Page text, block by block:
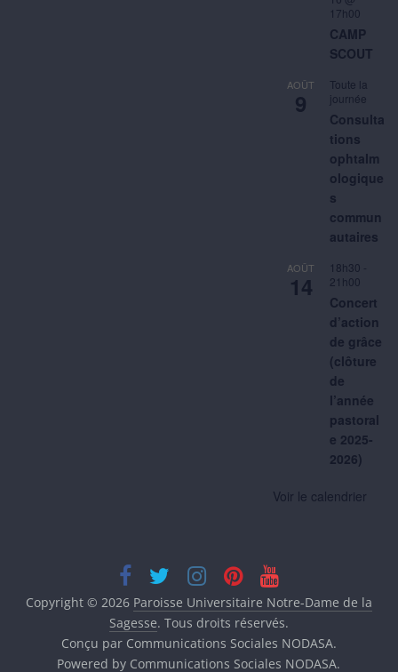
17h00
CAMP
SCOUT
AOÛT
9
Toute la
journée
Consulta
tions
ophtalm
ologique
s
commun
autaires
AOÛT
14
18h30 -
21h00
Concert
d’action
de grâce
(clôture
de
l’année
pastoral
e 2025-
2026)
Voir le calendrier
Copyright © 2026 Paroisse Universitaire Notre-Dame de la
Sagesse. Tous droits réservés.
Conçu par Communications Sociales NODASA.
Powered by Communications Sociales NODASA.